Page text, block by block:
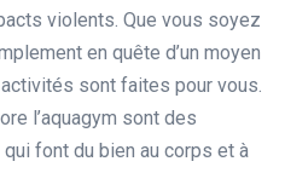
violents. Que vous soyez
en quête d’un moyen
sont faites pour vous.
l’aquagym sont des
font du bien au corps et à